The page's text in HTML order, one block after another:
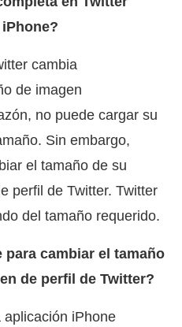
cambia
de imagen
no puede cargar su
Sin embargo,
el tamaño de su
perfil de Twitter. Twitter
del tamaño requerido.
para cambiar el tamaño
de perfil de Twitter?
iPhone